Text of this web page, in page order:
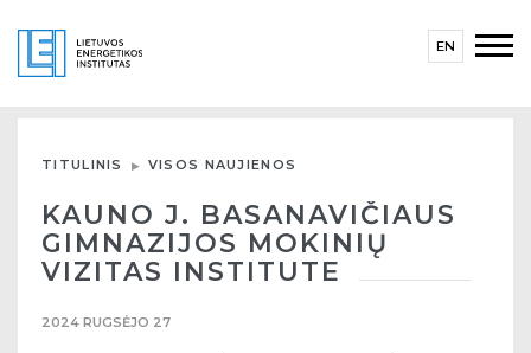
EN
TITULINIS VISOS NAUJIENOS
KAUNO J. BASANAVIČIAUS
GIMNAZIJOS MOKINIŲ
VIZITAS INSTITUTE
2024 RUGSĖJO 27